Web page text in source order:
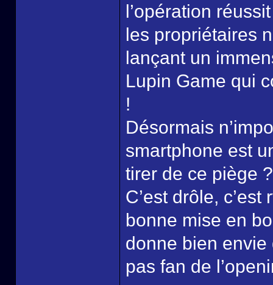
l’opération
les propriétaires
lançant un
Lupin Game qui
!
Désormais
smartphone est
tirer de ce piège
C’est drôle, c’est
bonne mise en
donne bien
pas fan de